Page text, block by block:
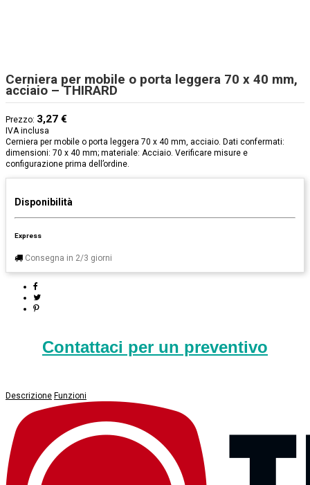
Cerniera per mobile o porta leggera 70 x 40 mm,
acciaio – THIRARD
Prezzo: 3,27 €
IVA inclusa
Cerniera per mobile o porta leggera 70 x 40 mm, acciaio. Dati confermati:
dimensioni: 70 x 40 mm; materiale: Acciaio. Verificare misure e
configurazione prima dell’ordine.
Disponibilità
Express
Consegna in 2/3 giorni
Contattaci per un preventivo
Descrizione Funzioni